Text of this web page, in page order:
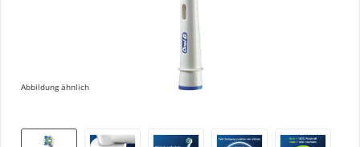
Abbildung ähnlich